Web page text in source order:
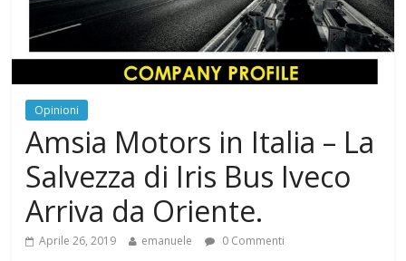
Opinioni
Amsia Motors in Italia – La
Salvezza di Iris Bus Iveco
Arriva da Oriente.
Aprile 26, 2019 emanuele 0 Commenti